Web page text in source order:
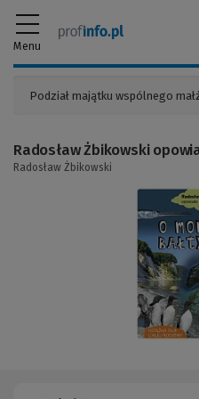
Menu
Radosław Żbikowski
Radosław Żbikowski